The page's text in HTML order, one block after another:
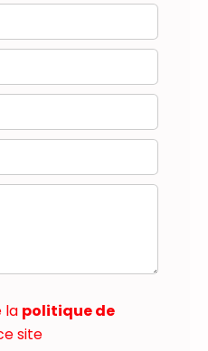
la politique de
site